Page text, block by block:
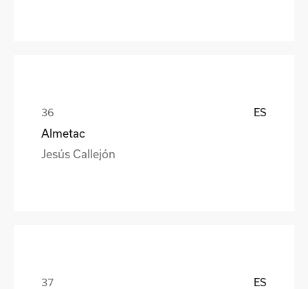
ES
Almetac
Jesús Callejón
ES